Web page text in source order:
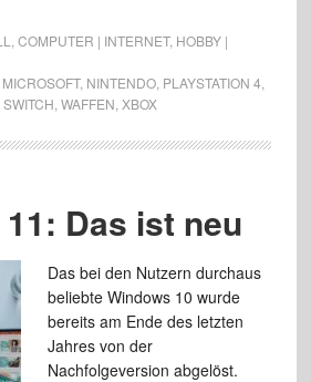
COMPUTER | INTERNET, HOBBY |
MICROSOFT, NINTENDO, PLAYSTATION 4
SWITCH WAFFEN XBOX
Das ist neu
Das bei den Nutzern durchaus
beliebte Windows 10 wurde
bereits am Ende des letzten
Jahres von der
Nachfolgeversion abgelöst.